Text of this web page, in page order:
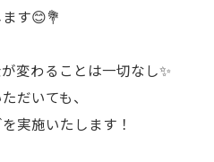
す😊💐
変わることは一切なし✨
だいても、
実施いたします！